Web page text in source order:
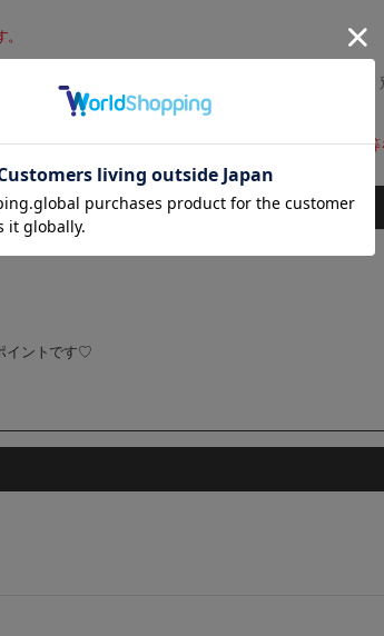
ご注意くださいませ。
商品のみを先に発送させていただき、 予約商品は後日
きます。
受けできません。ご購入の際には、サイズやデザイン
イントです♡